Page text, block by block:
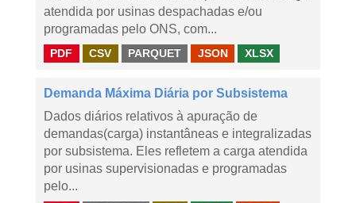
atendida por usinas despachadas e/ou
programadas pelo ONS, com...
PDF CSV PARQUET JSON XLSX
Demanda Máxima Diária por Subsistema
Dados diários relativos à apuração de
demandas(carga) instantâneas e integralizadas
por subsistema. Eles refletem a carga atendida
por usinas supervisionadas e programadas
pelo...